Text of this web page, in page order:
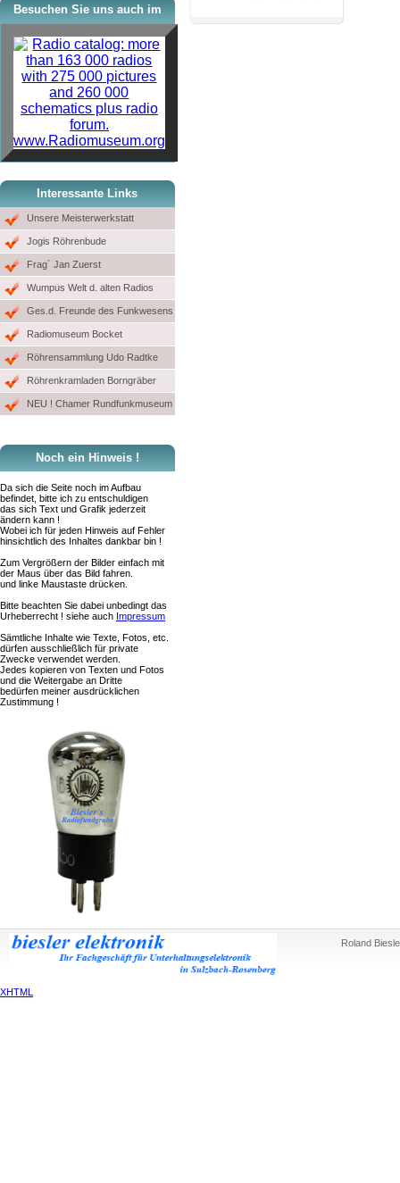
Besuchen Sie uns auch im
www.Radiomuseum.org
Interessante Links
Unsere Meisterwerkstatt
Jogis Röhrenbude
Frag´ Jan Zuerst
Wumpus Welt d. alten Radios
Ges.d. Freunde des Funkwesens
Radiomuseum Bocket
Röhrensammlung Udo Radtke
Röhrenkramladen Borngräber
NEU ! Chamer Rundfunkmuseum
Noch ein Hinweis !
Da sich die Seite noch im Aufbau
befindet, bitte ich zu entschuldigen
das sich Text und Grafik jederzeit
ändern kann !
Wobei ich für jeden Hinweis auf Fehler
hinsichtlich des Inhaltes dankbar bin !
Zum Vergrößern der Bilder einfach mit
der Maus über das Bild fahren.
und linke Maustaste drücken.
Bitte beachten Sie dabei unbedingt das
Urheberrecht ! siehe auch Impressum
Sämtliche Inhalte wie Texte, Fotos, etc.
dürfen ausschließlich für private
Zwecke verwendet werden.
Jedes kopieren von Texten und Fotos
und die Weitergabe an Dritte
bedürfen meiner ausdrücklichen
Zustimmung !
Roland
XHTML